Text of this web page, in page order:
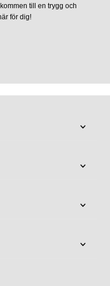
till en trygg och
för dig!